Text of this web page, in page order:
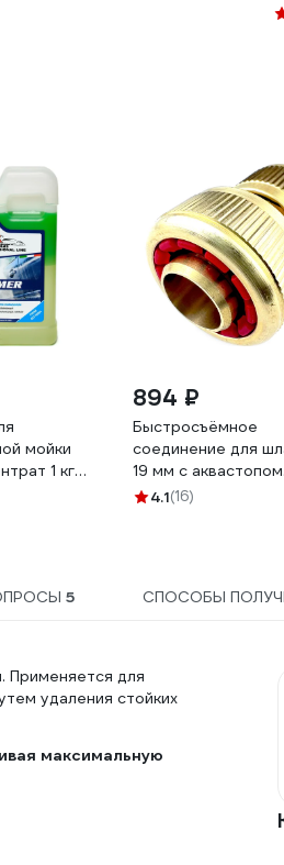
мойки
1 кг
894 ₽
Быстросъёмное
соединение для
19 мм с аквастопом
Профитт 0102785-
4.1(16)
5 СПОСОБЫ
Применяется для
удаления стойких
максимальную